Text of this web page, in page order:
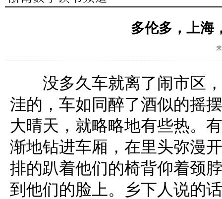
多伦多，上海
没多久车就离了闹市区，
洼的，车如同醉了酒似的摇
大晴天，就略略地有些热。
渐地钻进车厢，在里头弥漫
排的趴着他们的椅背仰着颈
到他们的脸上。乡下人说的